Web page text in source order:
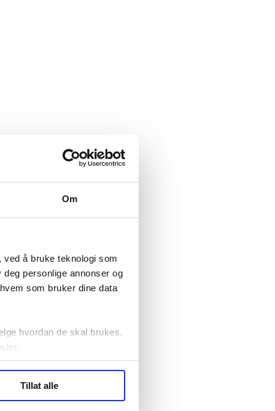
Om
å bruke teknologi som
personlige annonser og
som bruker dine data
hvordan de skal brukes.
statistikk.
Tillat alle